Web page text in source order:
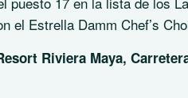
el Estrella Damm Chef’s
Riviera Maya,